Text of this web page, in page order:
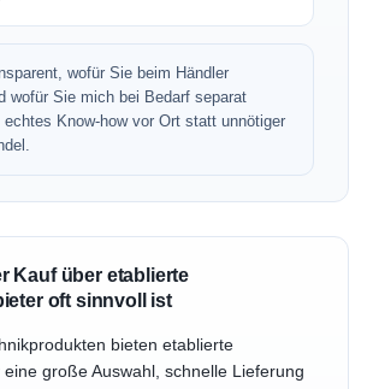
wofür Sie beim Händler
wofür Sie mich bei Bedarf separat
echtes Know-how vor Ort statt unnötiger
Kauf über etablierte
oft sinnvoll ist
bieten etablierte
große Auswahl, schnelle Lieferung